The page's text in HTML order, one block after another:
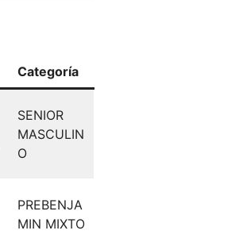
Categoría
SENIOR
MASCULIN
O
PREBENJA
MIN MIXTO